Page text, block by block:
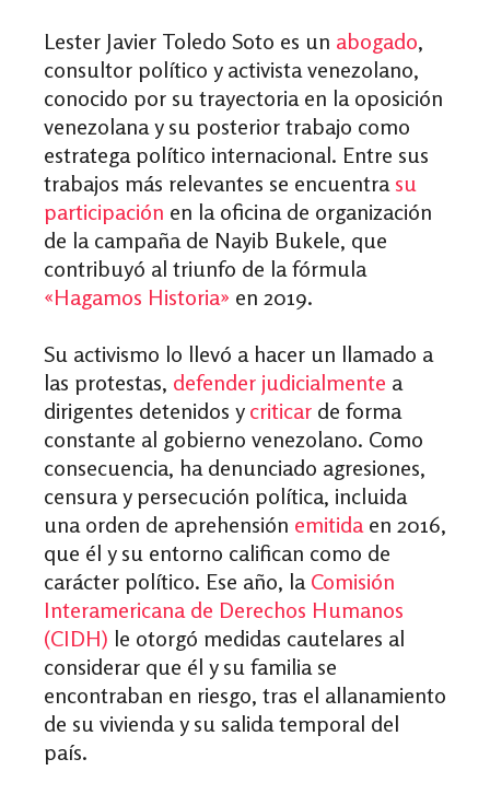
Lester Javier Toledo Soto es un abogado,
consultor político y activista venezolano,
conocido por su trayectoria en la oposición
venezolana y su posterior trabajo como
estratega político internacional. Entre sus
trabajos más relevantes se encuentra su
participación en la oficina de organización
de la campaña de Nayib Bukele, que
contribuyó al triunfo de la fórmula
«Hagamos Historia» en 2019.
Su activismo lo llevó a hacer un llamado a
las protestas, defender judicialmente a
dirigentes detenidos y criticar de forma
constante al gobierno venezolano. Como
consecuencia, ha denunciado agresiones,
censura y persecución política, incluida
una orden de aprehensión emitidaen 2016,
que él y su entorno califican como de
carácter político. Ese año, laComisión
Interamericana de Derechos Humanos
(CIDH) le otorgó medidas cautelares al
considerar que él y su familia se
encontraban en riesgo, tras el allanamiento
de su vivienda y su salida temporal del
país.